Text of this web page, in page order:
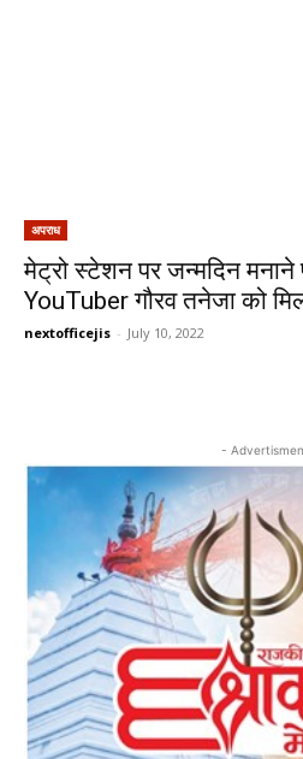
अपराध
मेट्रो स्टेशन पर जन्मदिन मनाने
YouTuber गौरव तनेजा को
nextofficejis - July 10, 2022
-